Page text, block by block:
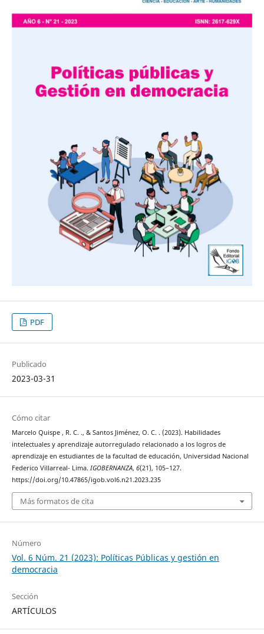
PDF
Publicado
2023-03-31
Cómo citar
Marcelo Quispe , R. C. ., & Santos Jiménez, O. C. . (2023). Habilidades
intelectuales y aprendizaje autorregulado relacionado a los logros de
aprendizaje en estudiantes de la facultad de educación, Universidad Nacional
Federico Villarreal- Lima. IGOBERNANZA, 6(21), 105–127.
https://doi.org/10.47865/igob.vol6.n21.2023.235
Más formatos de cita
Número
Vol. 6 Núm. 21 (2023): Políticas Públicas y gestión en
democracia
Sección
ARTÍCULOS